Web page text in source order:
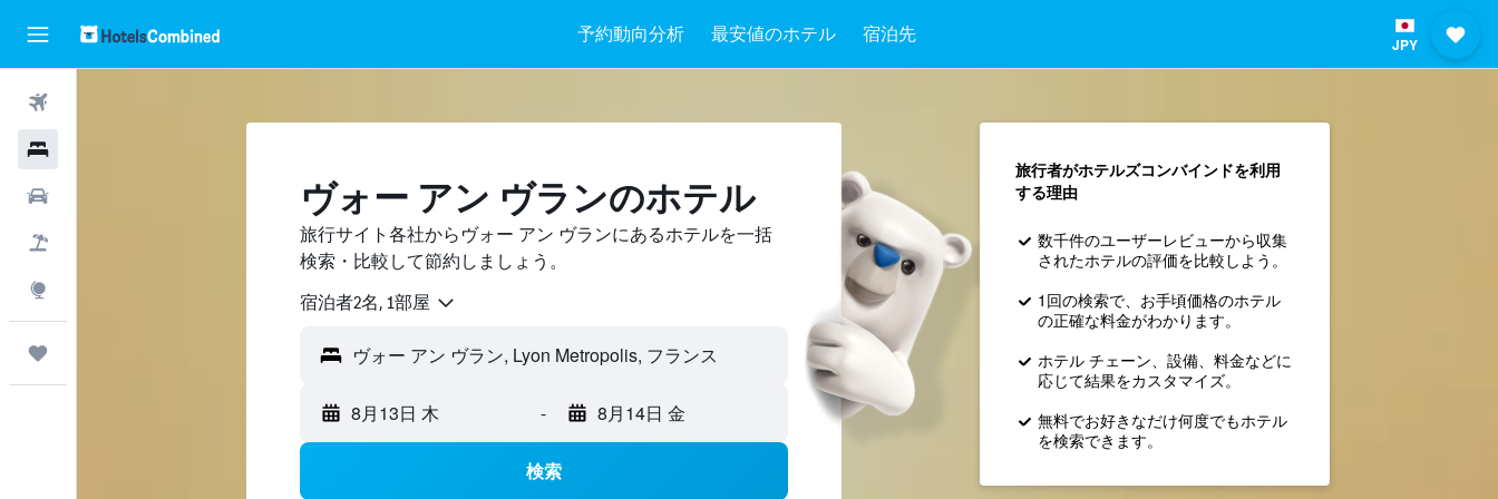
予約動向分析 最安値のホテル 宿泊先 JPY
ヴォー アン ヴランのホテル
旅行サイト各社からヴォー アン ヴランにあるホテルを一括
検索・比較して節約しましょう。
宿泊者2名, 1​部屋
8月13日 木 - 8月14日 金
検索
旅行者がホテルズコンバインド​を利用
する理由
数千件のユーザーレビューから収集
されたホテルの評価を比較しよう。
1回の検索で、お手頃価格のホテル
の正確な料金がわかります。
ホテル チェーン、設備、料金などに
応じて結果をカスタマイズ。
無料でお好きなだけ何度でもホテル
を検索できます。